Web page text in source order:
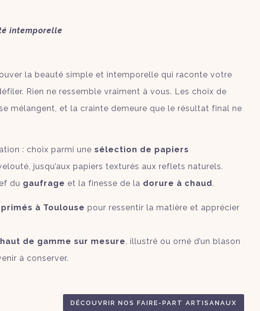
intemporelle
la beauté simple et intemporelle qui raconte votre
Rien ne ressemble vraiment à vous. Les choix de
mélangent, et la crainte demeure que le résultat final ne
: choix parmi une sélection de papiers
jusqu’aux papiers texturés aux reflets naturels.
du gaufrage et la finesse de la dorure à chaud.
à Toulouse pour ressentir la matière et apprécier
de gamme sur mesure, illustré ou orné d’un blason
à conserver.
DÉCOUVRIR NOS FAIRE-PART ARTISANAUX